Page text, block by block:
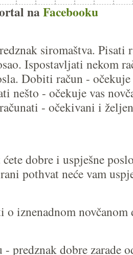
naFacebooku
siromaštva. Pisati
Ispostavljati nekom
Dobiti račun - očekuje
nešto - očekuje vas
- očekivani i
dobre i uspješne
pothvat neće vam
o iznenadnom
predznak dobre zarade